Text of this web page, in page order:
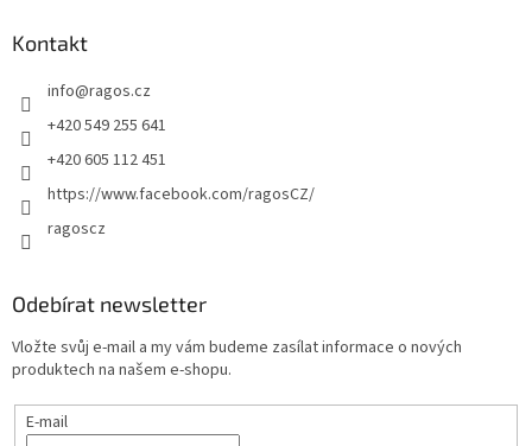
Kontakt
info@ragos.cz
+420 549 255 641
+420 605 112 451
https://www.facebook.com/ragosCZ/
ragoscz
Odebírat newsletter
Vložte svůj e-mail a my vám budeme zasílat informace o nových
produktech na našem e-shopu.
E-mail